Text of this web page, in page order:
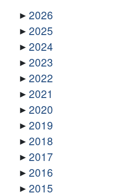
2026
2025
2024
2023
2022
2021
2020
2019
2018
2017
2016
2015